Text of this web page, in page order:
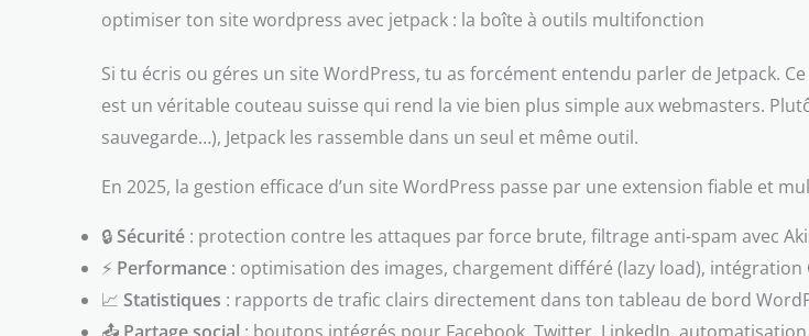
optimiser ton site wordpress avec jetpack : la boîte à outils multifonction
Si tu écris ou géres un site WordPress, tu as forcément entendu parler de Jetpack.
est un véritable couteau suisse qui rend la vie bien plus simple aux webmasters.
sauvegarde…), Jetpack les rassemble dans un seul et même outil.
En 2025, la gestion efficace d’un site WordPress passe par une extension fiable et
🔒Sécurité : protection contre les attaques par force brute, filtrage anti-spam avec
⚡ Performance : optimisation des images, chargement différé (lazy load), intégration
📈 Statistiques : rapports de trafic clairs directement dans ton tableau de bord
📤 Partage social : boutons intégrés pour Facebook, Twitter, LinkedIn, automatisation